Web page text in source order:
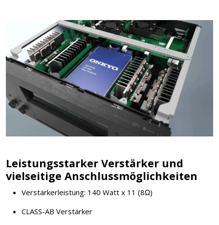
Leistungsstarker Verstärker und
vielseitige Anschlussmöglichkeiten
Verstärkerleistung: 140 Watt x 11 (8Ω)
CLASS-AB Verstärker